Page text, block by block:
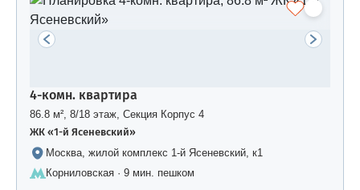
4-комн. квартира
86.8 м², 8/18 этаж, Секция Корпус 4
ЖК «1-й Ясеневский»
Москва, жилой комплекс 1-й Ясеневский, к1
Корниловская · 9 мин. пешком